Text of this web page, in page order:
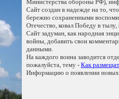
Министерства обороны РФ),
Сайт создан в надежде на то,
бережно сохраненными
Отечество, ковал Победу в
Сайт задуман, как народная
войны, добавить свои
данными.
На каждого воина заводится
пожалуйста, тему - Как
Информацию о появлении новых